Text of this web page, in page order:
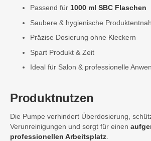
Passend für 1000 ml SBC Flaschen
Saubere & hygienische
Präzise Dosierung ohne Kleckern
Spart Produkt & Zeit
Ideal für Salon & professionelle
Produktnutzen
Die Pumpe verhindert Überdosierung,
Verunreinigungen und sorgt für einen
professionellen Arbeitsplatz